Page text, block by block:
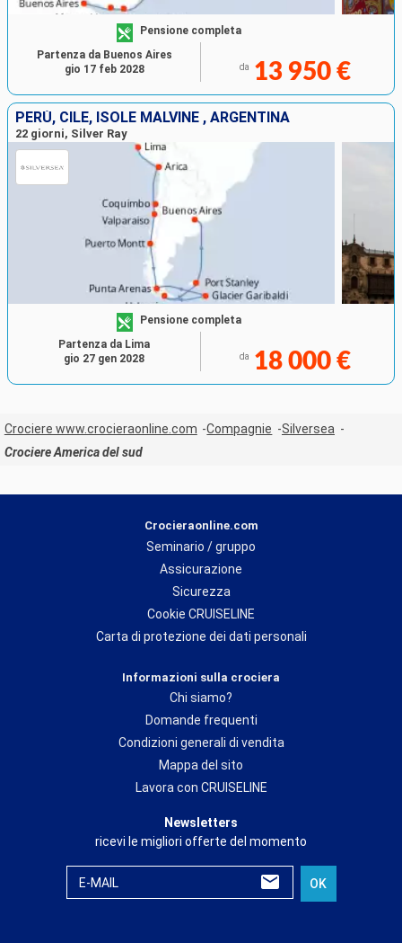
Pensione completa
da 13 950 €
Partenza da Buenos Aires
gio 17 feb 2028
PERÙ, CILE, ISOLE MALVINE , ARGENTINA
22 giorni, Silver Ray
Pensione completa
da 18 000 €
Partenza da Lima
gio 27 gen 2028
Crociere www.crocieraonline.com Compagnie
Silversea
Crociere America del sud
Crocieraonline.com
Seminario / gruppo
Assicurazione
Sicurezza
Cookie CRUISELINE
Carta di protezione dei dati personali
Informazioni sulla crociera
Chi siamo?
Domande frequenti
Condizioni generali di vendita
Mappa del sito
Lavora con CRUISELINE
Newsletters
ricevi le migliori offerte del momento
E-MAIL OK